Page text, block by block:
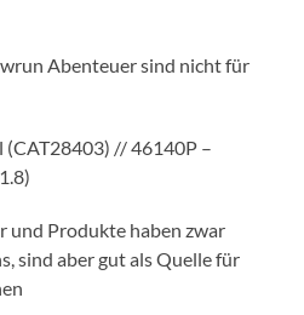
Abenteuer sind nicht für
// 46140P –
und Produkte haben zwar
sind aber gut als Quelle für